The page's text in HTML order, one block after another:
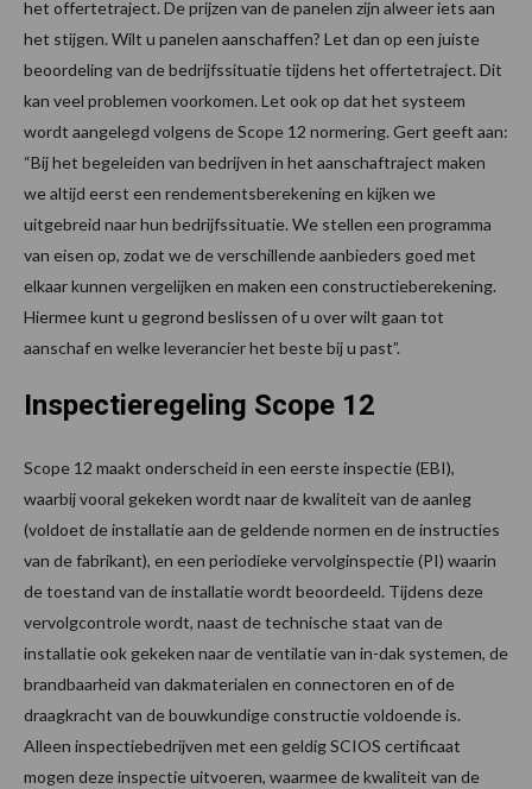
het offertetraject. De prijzen van de panelen zijn alweer iets aan
het stijgen. Wilt u panelen aanschaffen? Let dan op een juiste
beoordeling van de bedrijfssituatie tijdens het offertetraject. Dit
kan veel problemen voorkomen. Let ook op dat het systeem
wordt aangelegd volgens de Scope 12 normering. Gert geeft aan:
“Bij het begeleiden van bedrijven in het aanschaftraject maken
we altijd eerst een rendementsberekening en kijken we
uitgebreid naar hun bedrijfssituatie. We stellen een programma
van eisen op, zodat we de verschillende aanbieders goed met
elkaar kunnen vergelijken en maken een constructieberekening.
Hiermee kunt u gegrond beslissen of u over wilt gaan tot
aanschaf en welke leverancier het beste bij u past”.
Inspectieregeling Scope 12
Scope 12 maakt onderscheid in een eerste inspectie (EBI),
waarbij vooral gekeken wordt naar de kwaliteit van de aanleg
(voldoet de installatie aan de geldende normen en de instructies
van de fabrikant), en een periodieke vervolginspectie (PI) waarin
de toestand van de installatie wordt beoordeeld. Tijdens deze
vervolgcontrole wordt, naast de technische staat van de
installatie ook gekeken naar de ventilatie van in-dak systemen, de
brandbaarheid van dakmaterialen en connectoren en of de
draagkracht van de bouwkundige constructie voldoende is.
Alleen inspectiebedrijven met een geldig SCIOS certificaat
mogen deze inspectie uitvoeren, waarmee de kwaliteit van de